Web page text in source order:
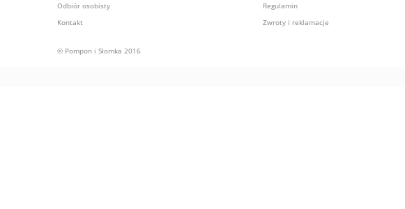
Odbiór osobisty
Kontakt
Regulamin
Zwroty i reklamacje
© Pompon i Słomka 2016